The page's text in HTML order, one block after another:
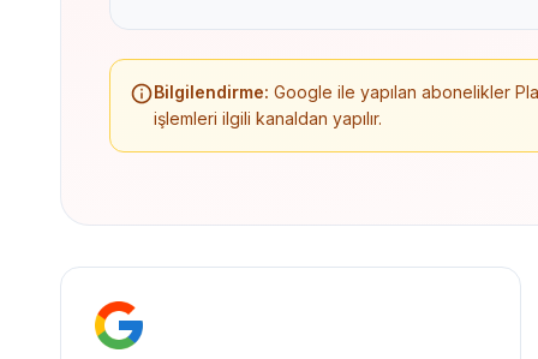
Bilgilendirme: Google ile yapılan abonelikler
işlemleri ilgili kanaldan yapılır.